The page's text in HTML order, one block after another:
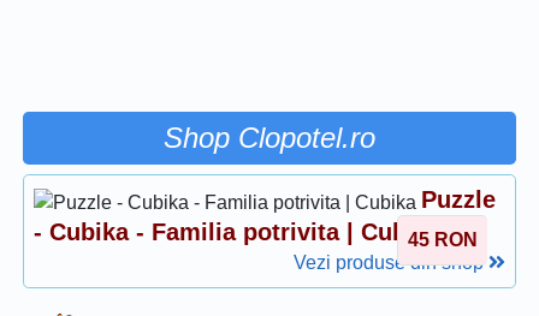
Shop Clopotel.ro
45 RON
Puzzle
- Cubika - Familia potrivita | Cubika
Vezi produse din shop